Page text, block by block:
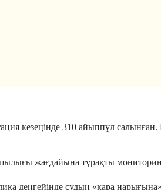
кезеңінде 310 айыппұл
жағдайына тұрақты
деңгейінде судың «қара